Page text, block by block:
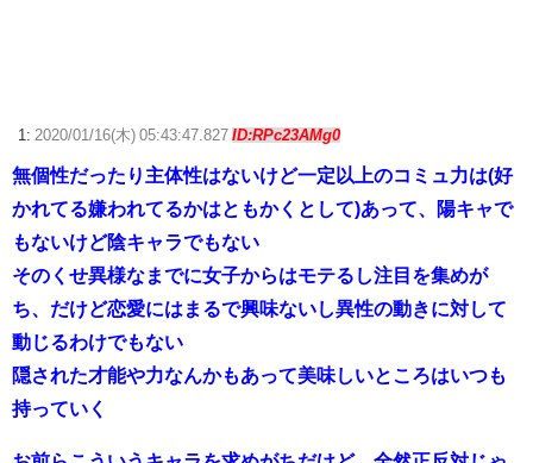
【beatmania IIDX】(26/08/06)「Sparkle Fruit Lab.｣に最終ルームが追
加！ 追加楽曲に「サタデーナイト⭐︎ギャロップ」「じぇりー じゅえる ジ
【ウマ娘】ディザイアの謎ポーズ、完全にアレと一致ｗｗｗ
Powered by livedoor 相互RSS
1: 2020/01/16(木) 05:43:47.827 ID:RPc23AMg0
無個性だったり主体性はないけど一定以上のコミュ力は(好
かれてる嫌われてるかはともかくとして)あって、陽キャで
もないけど陰キャラでもない
そのくせ異様なまでに女子からはモテるし注目を集めが
ち、だけど恋愛にはまるで興味ないし異性の動きに対して
動じるわけでもない
隠された才能や力なんかもあって美味しいところはいつも
持っていく